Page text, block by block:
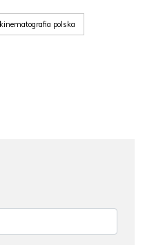
kinematografia polska